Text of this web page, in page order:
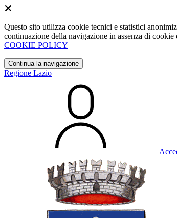
Questo sito utilizza cookie tecnici e statistici
continuazione della navigazione in assenza di
COOKIE POLICY
Continua la navigazione
Regione Lazio